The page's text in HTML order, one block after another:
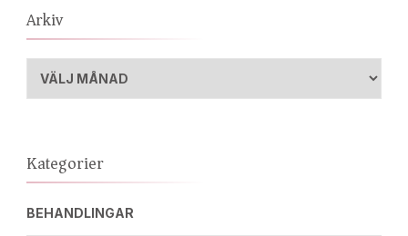
Arkiv
Arkiv
Kategorier
BEHANDLINGAR